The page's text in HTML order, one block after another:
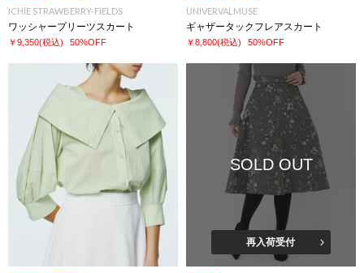
ICHIE STRAWBERRY-FIELDS
ワッシャープリーツスカート
￥9,350(税込) 50%OFF
UNIVERVALMUSE
ギャザータックフレアスカート
￥8,800(税込) 50%OFF
SOLD OUT
再入荷受付